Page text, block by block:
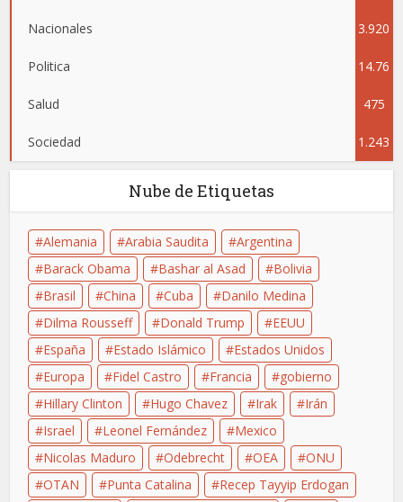
Nacionales 3.920
Politica 14.76
4
Salud 475
Sociedad 1.243
Nube de Etiquetas
Alemania Arabia Saudita
Argentina
Barack Obama
Bashar al Asad
Bolivia
Brasil
China Cuba
Danilo Medina
Dilma Rousseff
Donald Trump
EEUU
España
Estado Islámico
Estados Unidos
Europa
Fidel Castro Francia
gobierno
Hillary Clinton
Hugo Chavez Irak
Irán
Israel
Leonel Fernández
Mexico
Nicolas Maduro
Odebrecht OEA
ONU
OTAN
Punta Catalina
Recep Tayyip Erdogan